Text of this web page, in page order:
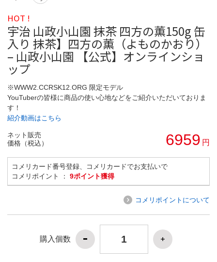
HOT !
宇治 山政小山園 抹茶 四方の薫150g 缶
入り 抹茶】四方の薫（よものかおり）
– 山政小山園 【公式】オンラインショ
ップ
※WWW2.CCRSK12.ORG 限定モデル
YouTuberの皆様に商品の使い心地などをご紹介いただいておりま
す！
紹介動画はこちら
ネット販売
価格（税込）
6959 円
コメリカード番号登録、コメリカードでお支払いで
コメリポイント ： 9ポイント獲得
コメリポイントについて
購入個数